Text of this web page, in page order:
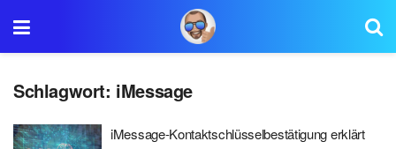
Schlagwort: iMessage
iMessage-Kontaktschlüsselbestätigung erklärt